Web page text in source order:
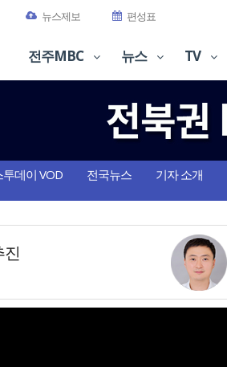
뉴스제보 편성표
전주MBC 뉴스 TV
투데이 VOD 전국뉴스 기자 소개